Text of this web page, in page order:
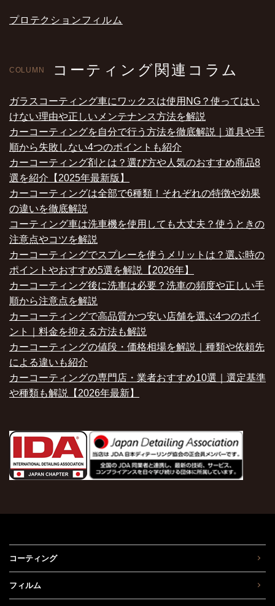
プロテクションフィルム
COLUMN コーティング関連コラム
ガラスコーティング車にワックスは使用NG？使ってはい
けない理由や正しいメンテナンス方法を解説
カーコーティングを自分で行う方法を徹底解説｜道具や手
順から失敗しない4つのポイントも紹介
カーコーティング剤とは？選び方や人気のおすすめ商品8
選を紹介【2025年最新版】
カーコーティングは全部で6種類！それぞれの特徴や効果
の違いを徹底解説
コーティング車は洗車機を使用しても大丈夫？使うときの
注意点やコツを解説
カーコーティングでスプレーを使うメリットは？選ぶ時の
ポイントやおすすめ5選を解説【2026年】
カーコーティング後に洗車は必要？洗車の頻度や正しい手
順から注意点を解説
カーコーティングで高品質かつ安い店舗を選ぶ4つのポイ
ント｜料金を抑える方法も解説
カーコーティングの値段・価格相場を解説｜種類や依頼先
による違いも紹介
カーコーティングの専門店・業者おすすめ10選｜選定基準
や種類も解説【2026年最新】
コーティング
フィルム